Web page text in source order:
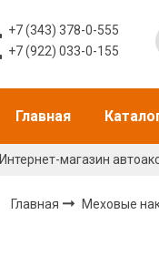
+7 (343) 378-0-555
+7 (922) 033-0-155
Главная
Интернет-магазин
Главная Меховые